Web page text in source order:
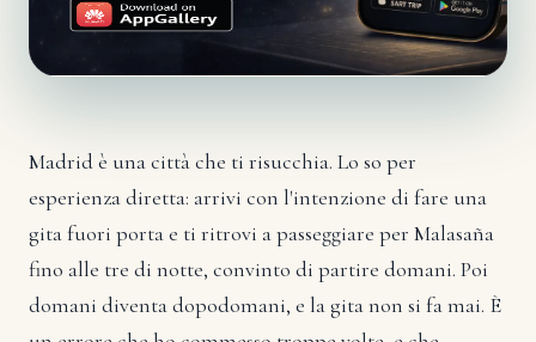
Madrid è una città che ti risucchia. Lo so per
esperienza diretta: arrivi con l'intenzione di fare una
gita fuori porta e ti ritrovi a passeggiare per Malasaña
fino alle tre di notte, convinto di partire domani. Poi
domani diventa dopodomani, e la gita non si fa mai. È